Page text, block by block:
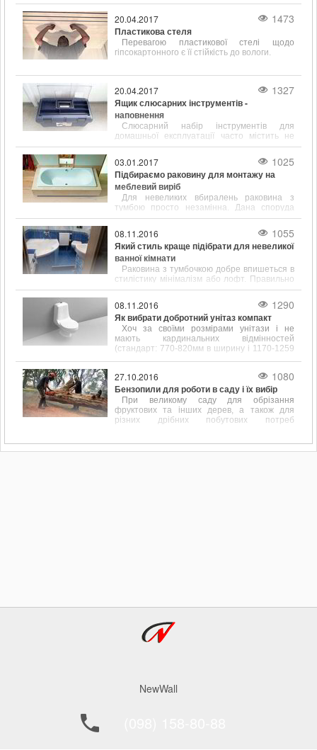
20.04.2017 1473
Пластикова стеля
Перевагою пластикової стелі щодо
гіпсокартонного є її стійкість до вологи.
20.04.2017 1327
Ящик слюсарних інструментів -
наповнення
Слюсарний набір інструментів для
домашньої експлуатації часто містить не
тільки популярні і відомі предмети, такі як
молоток, викрутка, ключ, а й містить зубило,
кернер, кусачки і інші інструменти.
03.01.2017 1025
Підбираємо раковину для монтажу на
меблевий виріб
Для невеликих вбиралень раковина з
тумбою просто незамінна. Дана споруда
відрізняється підвищеною
функціональністю і привабливим зовнішнім
виглядом.
08.11.2016 1055
Який стиль краще підібрати для невеликої
ванної кімнати
Раковина з тумбочкою добре впишеться в
стилістику мінімалізм або лофт. Правильно
підібрані розміри сантехніки допоможуть
08.11.2016 1290
Як вибрати добротний унітаз компакт
Хоч за своїми розмірами унітази і не
мають кардинальних відмінностей
(стандарт: 770-820мм в ширину і 1170-1259
розміром потрібно враховувати.
27.10.2016 1080
Бензопили для роботи в саду і їх вибір
При великому саду для обрізання
фруктових та інших дерев, а також для
різних дрібних побутових потреб
для майбутнього паркану дуже до речі
NewWall